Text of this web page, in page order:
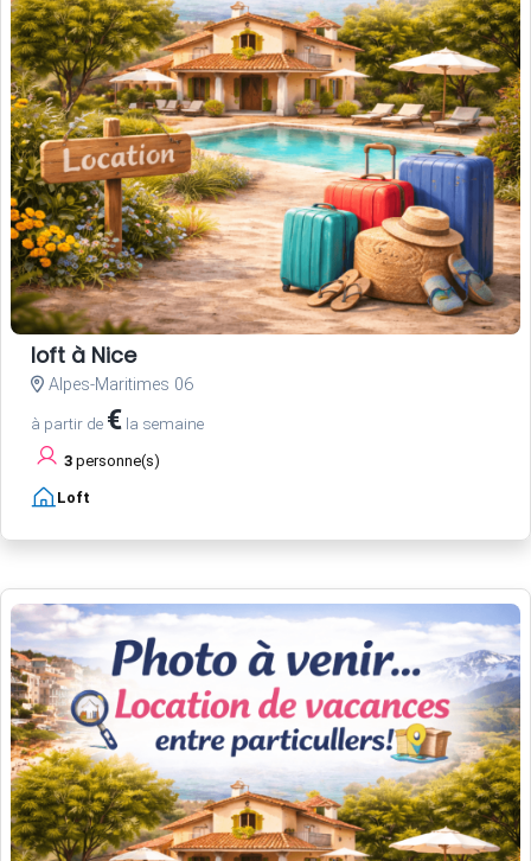
loft à Nice
Alpes-Maritimes 06
à partir de € la semaine
3 personne(s)
Loft